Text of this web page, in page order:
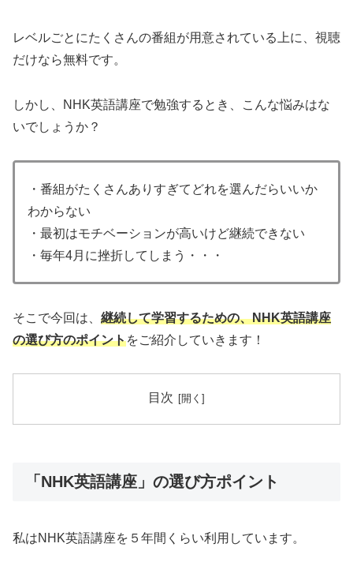
レベルごとにたくさんの番組が用意されている上に、視聴
だけなら無料です。
しかし、NHK英語講座で勉強するとき、こんな悩みはな
いでしょうか？
・番組がたくさんありすぎてどれを選んだらいいか
わからない
・最初はモチベーションが高いけど継続できない
・毎年4月に挫折してしまう・・・
そこで今回は、 継続して学習するための、NHK英語講座
の選び方のポイントをご紹介していきます！
目次
「NHK英語講座」の選び方ポイント
私はNHK英語講座を５年間くらい利用しています。